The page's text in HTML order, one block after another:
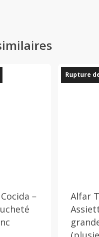
–
Rupture
Alfar